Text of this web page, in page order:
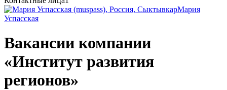
Мария
Успасская
Вакансии компании
«Институт развития
регионов»